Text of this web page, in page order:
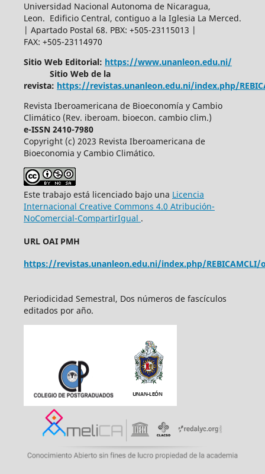
Universidad Nacional Autonoma de Nicaragua,
Leon. Edificio Central, contiguo a la Iglesia La Merced.
| Apartado Postal 68. PBX: +505-23115013 |
FAX: +505-23114970
Sitio Web Editorial: https://www.unanleon.edu.ni/
Sitio Web de la
revista: https://revistas.unanleon.edu.ni/index.php/
Revista Iberoamericana de Bioeconomía y Cambio
Climático (Rev. iberoam. bioecon. cambio clim.)
e-ISSN 2410-7980
Copyright (c) 2023 Revista Iberoamericana de
Bioeconomia y Cambio Climático.
Este trabajo está licenciado bajo una Licencia
Internacional Creative Commons 4.0 Atribución-
NoComercial-CompartirIgual .
URL OAI PMH
https://revistas.unanleon.edu.ni/index.php/REBICAMCLI/
Periodicidad Semestral, Dos números de fascículos
editados por año.